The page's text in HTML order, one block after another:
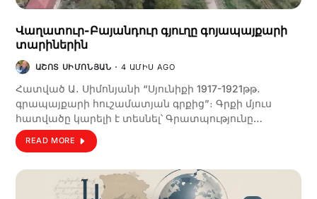
Վաղատուր-Բայանդուր գյուղը գոյապայքարի
տարիներին
ԱՇՈՏ ՍԻՄՈՆՅԱՆ 4 ԱՄԻՍ AGO
Հատված Ա․ Սիմոնյանի “Սյունիքի 1917-1921թթ․
գրապայքարի հուշամատյան գրքից”։ Գրքի մյուս
հատվածը կարելի է տեսնել՝ Գրատպությունը…
READ MORE